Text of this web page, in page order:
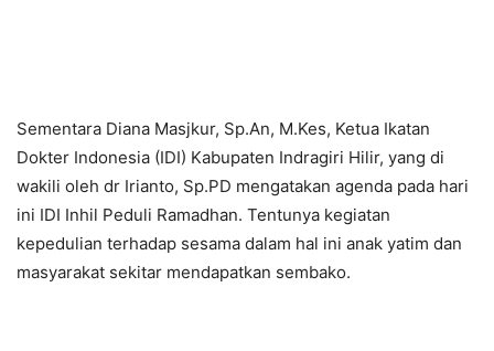
Sementara Diana Masjkur, Sp.An, M.Kes, Ketua Ikatan
Dokter Indonesia (IDI) Kabupaten Indragiri Hilir, yang di
wakili oleh dr Irianto, Sp.PD mengatakan agenda pada hari
ini IDI Inhil Peduli Ramadhan. Tentunya kegiatan
kepedulian terhadap sesama dalam hal ini anak yatim dan
masyarakat sekitar mendapatkan sembako.